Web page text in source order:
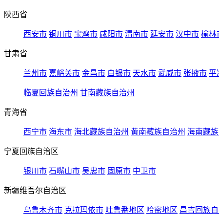
陕西省
西安市 铜川市 宝鸡市 咸阳市 渭南市 延安市 汉中市 榆林
甘肃省
兰州市 嘉峪关市 金昌市 白银市 天水市 武威市 张掖市 平
临夏回族自治州 甘南藏族自治州
青海省
西宁市 海东市 海北藏族自治州 黄南藏族自治州 海南藏
宁夏回族自治区
银川市 石嘴山市 吴忠市 固原市 中卫市
新疆维吾尔自治区
乌鲁木齐市 克拉玛依市 吐鲁番地区 哈密地区 昌吉回族